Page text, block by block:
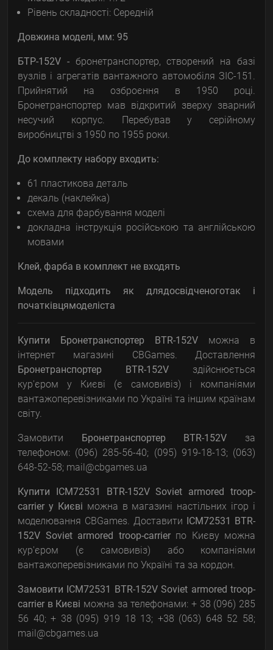
Рівень складності: Середній
Довжина моделі, мм: 95
БТР-152V - бронетранспортер, створений на базі
вузлів і агрегатів вантажного автомобіля ЗІС-151.
Прийнятий на озброєння в 1950 році.
Бронетранспортер мав відкритий зверху зварний
несучий корпус. Перебував у серійному
виробництві з 1950 по 1955 роки.
До комплекту набору входить:
61 пластикова деталь
декаль (наклейка)
схема для фарбування моделі
докладна інструкція російською та англійською
мовами
Клей, фарба в комплект не входять
Модель підходить як длядосвідченоготак і
початківцямоделіста
Купити Бронетранспортер BTR-152V можна в
інтернет магазині CBGames. Доставлення
Бронетранспортер BTR-152V здійснюється
кур'єром у Києві (є самовивіз) і компаніями
вантажоперевізниками по Україні та іншим країнам
світу.
Замовити Бронетранспортер BTR-152V за
телефоном: (096) 285-56-40; (095) 919-18-13; (063)
648-52-58; mail@cbgames.ua
Купити ICM72531 BTR-152V Soviet armored troop-
carrier у Києві можна в магазині настільних ігор і
моделювання CBGames. Доставити ICM72531 BTR-
152V Soviet armored troop-carrier по Києву можна
кур'єром (є самовивіз) або компаніями
вантажоперевізниками по Україні та за кордон.
Замовити ICM72531 BTR-152V Soviet armored troop-
carrier в Києві можна за телефонами: + 38 (096) 285
56 40; + 38 (095) 919 18 13; +38 (063) 648 52 58;
mail@cbgames.ua